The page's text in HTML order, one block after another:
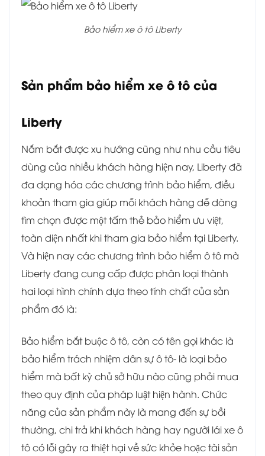
Bảo hiểm xe ô tô Liberty
Sản phẩm bảo hiểm xe ô tô của
Liberty
Nắm bắt được xu hướng cũng như nhu cầu tiêu
dùng của nhiều khách hàng hiện nay, Liberty đã
đa dạng hóa các chương trình bảo hiểm, điều
khoản tham gia giúp mỗi khách hàng dễ dàng
tìm chọn được một tấm thẻ bảo hiểm ưu việt,
toàn diện nhất khi tham gia bảo hiểm tại Liberty.
Và hiện nay các chương trình bảo hiểm ô tô mà
Liberty đang cung cấp được phân loại thành
hai loại hình chính dựa theo tính chất của sản
phẩm đó là:
Bảo hiểm bắt buộc ô tô, còn có tên gọi khác là
bảo hiểm trách nhiệm dân sự ô tô- là loại bảo
hiểm mà bất kỳ chủ sở hữu nào cũng phải mua
theo quy định của pháp luật hiện hành. Chức
năng của sản phẩm này là mang đến sự bồi
thường, chi trả khi khách hàng hay người lái xe ô
tô có lỗi gây ra thiệt hại về sức khỏe hoặc tài sản